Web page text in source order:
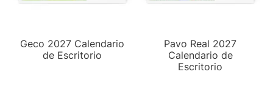
Geco 2027 Calendario
de Escritorio
Pavo Real 2027
Calendario de
Escritorio